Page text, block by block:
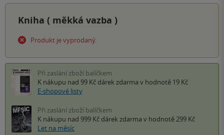
Kniha ( měkká vazba )
Produkt je vyprodaný.
Při zaslání zboží balíčkem
K nákupu nad 99 Kč dárek zdarma v hodnotě 19 Kč
E-shopové listy
Při zaslání zboží balíčkem
K nákupu nad 999 Kč dárek zdarma v hodnotě 299 Kč
Let na měsíc